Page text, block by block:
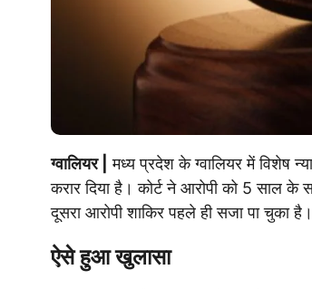
ग्वालियर |
मध्य प्रदेश के ग्वालियर में विशेष
करार दिया है। कोर्ट ने आरोपी को 5 साल के
दूसरा आरोपी शाकिर पहले ही सजा पा चुका है।
ऐसे हुआ खुलासा